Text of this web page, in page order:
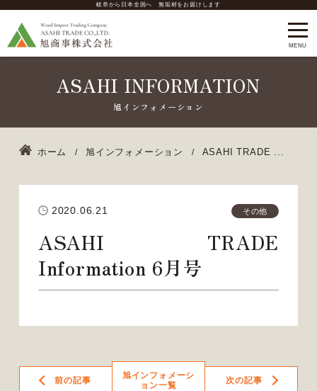
岐阜から日本全国へ 無垢材をお届けします
ASAHI INFORMATION
ホーム 旭インフォメーション ASAHI TRADE ...
2020.06.21 その他
ASAHI TRADE
Information 6月号
前の記事 次の記事
旭インフォメーシ
ョン一覧